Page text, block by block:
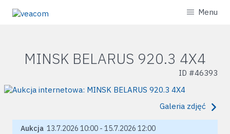
Menu
MINSK BELARUS 920.3 4X4
ID #46393
Galeria zdjęć
Aukcja 13.7.2026 10:00 - 15.7.2026 12:00